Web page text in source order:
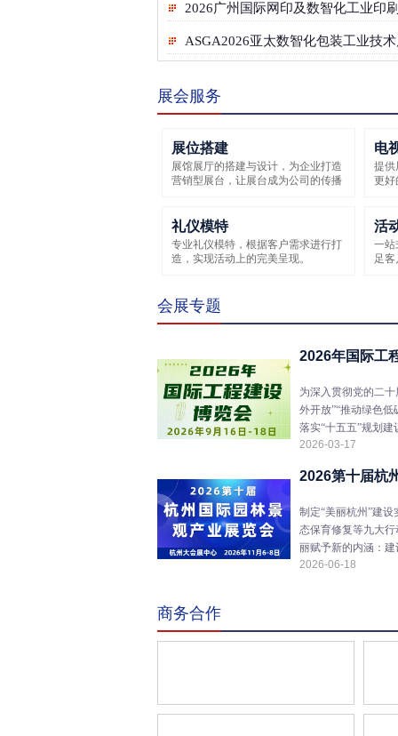
2026广州国际网印及数智化工业印
ASGA2026亚太数智化包装工业技
展会服务
展位搭建
展馆展厅的搭建与设计，为企业打造
营销型展台，让展台成为公司的传播
电
提供
更好
礼仪模特
专业礼仪模特，根据客户需求进行打
造，实现活动上的完美呈现。
活
一站
足
会展专题
2026年国际工
为深入贯彻党的二
外开放”“推动绿色
落实“十五五”规划
2026-03-17
2026第十届杭
制定“美丽杭州”建
态保育修复等九大
丽赋予新的内涵：
2026-06-18
商务合作